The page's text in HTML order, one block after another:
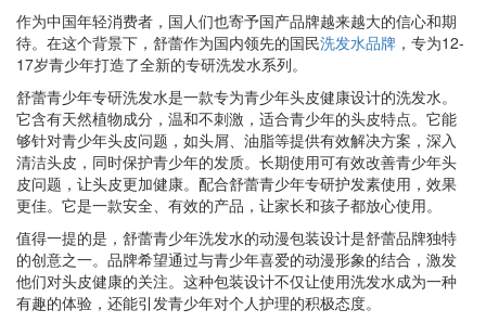
作为中国年轻消费者，国人们也寄予国产品牌越来越大的信心和期
待。在这个背景下，舒蕾作为国内领先的国民洗发水品牌 ，专为12-
17岁青少年打造了全新的专研洗发水系列。
舒蕾青少年专研洗发水是一款专为青少年头皮健康设计的洗发水。
它含有天然植物成分，温和不刺激，适合青少年的头皮特点。它能
够针对青少年头皮问题，如头屑、油脂等提供有效解决方案，深入
清洁头皮，同时保护青少年的发质。长期使用可有效改善青少年头
皮问题，让头皮更加健康。配合舒蕾青少年专研护发素使用，效果
更佳。它是一款安全、有效的产品，让家长和孩子都放心使用。
值得一提的是，舒蕾青少年洗发水的动漫包装设计是舒蕾品牌独特
的创意之一。品牌希望通过与青少年喜爱的动漫形象的结合，激发
他们对头皮健康的关注。这种包装设计不仅让使用洗发水成为一种
有趣的体验，还能引发青少年对个人护理的积极态度。